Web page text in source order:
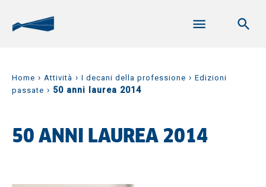
Home › Attività › I decani della professione › Edizioni
passate › 50 anni laurea 2014
50 ANNI LAUREA 2014